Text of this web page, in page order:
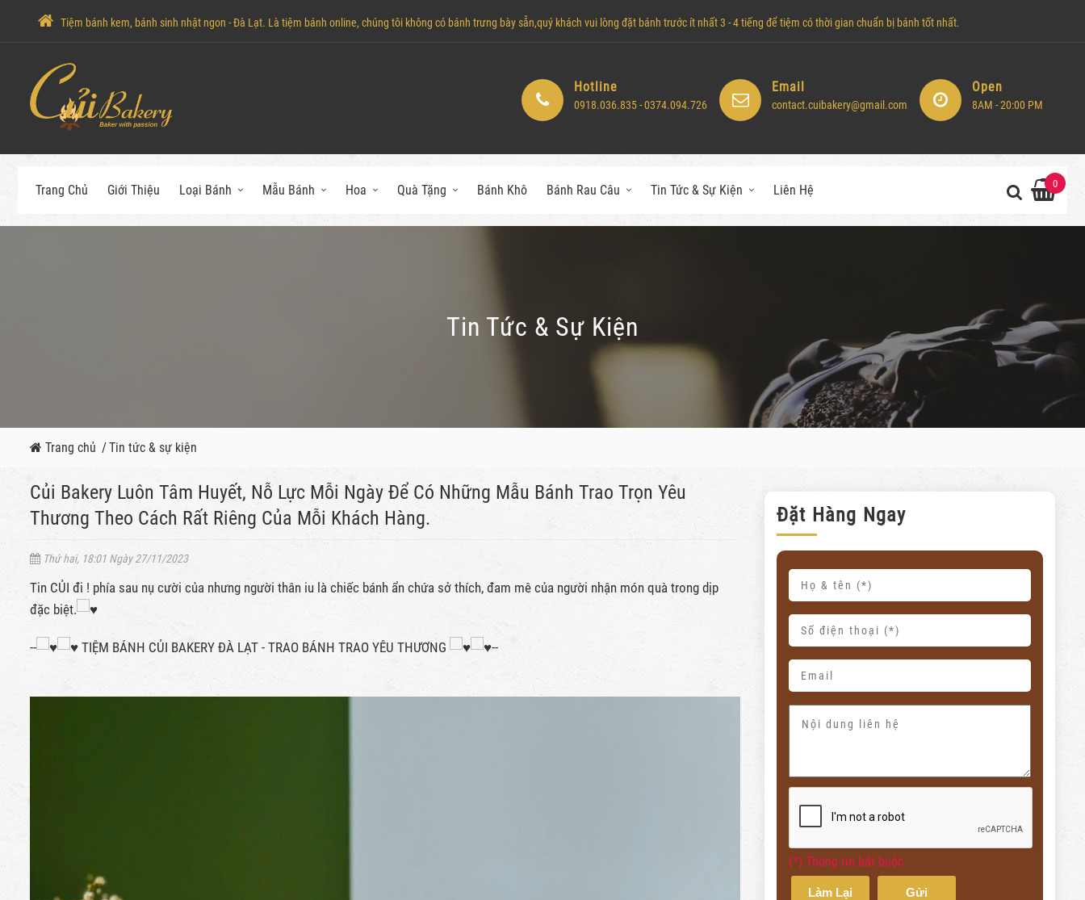
Tiệm bánh kem, bánh sinh nhật ngon - Đà Lạt. Là tiệm bánh online, chúng tôi không có bánh trưng bày sẵn,quý khách vui lòng đặt bánh trước ít nhất 3 - 4 tiếng để tiệm có thời gian chuẩn bị bánh tốt nhất.
Hotline
0918.036.835 - 0374.094.726
Email
contact.cuibakery@gmail.com
Open
8AM - 20:00 PM
Trang Chủ Giới Thiệu Loại Bánh Mẫu Bánh Hoa Quà Tặng Bánh Khô Bánh Rau Câu Tin Tức & Sự Kiện Liên Hệ 0
Tin Tức & Sự Kiện
Trang chủ /Tin tức & sự kiện
Củi Bakery Luôn Tâm Huyết, Nỗ Lực Mỗi Ngày Để Có Những Mẫu Bánh Trao Trọn Yêu
Thương Theo Cách Rất Riêng Của Mỗi Khách Hàng.
Thứ hai, 18:01 Ngày 27/11/2023
Tin CỦI đi ! phía sau nụ cười của nhưng người thân iu là chiếc bánh ẩn chứa sở thích, đam mê của người nhận món quà trong dịp
đặc biệt.
-- TIỆM BÁNH CỦI BAKERY ĐÀ LẠT - TRAO BÁNH TRAO YÊU THƯƠNG --
Đặt Hàng Ngay
(*) Thông tin bắt buộc
Làm Lại Gửi